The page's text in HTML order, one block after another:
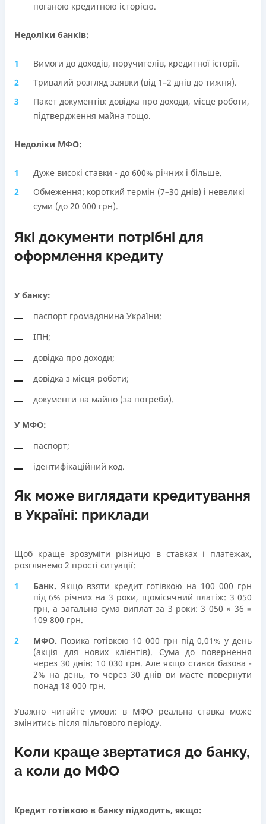
поганою кредитною історією.
Недоліки банків:
Вимоги до доходів, поручителів, кредитної історії.
Тривалий розгляд заявки (від 1–2 днів до тижня).
Пакет документів: довідка про доходи, місце роботи,
підтвердження майна тощо.
Недоліки МФО:
Дуже високі ставки - до 600% річних і більше.
Обмеження: короткий термін (7–30 днів) і невеликі
суми (до 20 000 грн).
Які документи потрібні для
оформлення кредиту
У банку:
паспорт громадянина України;
ІПН;
довідка про доходи;
довідка з місця роботи;
документи на майно (за потреби).
У МФО:
паспорт;
ідентифікаційний код.
Як може виглядати кредитування
в Україні: приклади
Щоб краще зрозуміти різницю в ставках і платежах,
розглянемо 2 прості ситуації:
Банк. Якщо взяти кредит готівкою на 100 000 грн
під 6% річних на 3 роки, щомісячний платіж: 3 050
грн, а загальна сума виплат за 3 роки: 3 050 × 36 =
109 800 грн.
МФО. Позика готівкою 10 000 грн під 0,01% у день
(акція для нових клієнтів). Сума до повернення
через 30 днів: 10 030 грн. Але якщо ставка базова -
2% на день, то через 30 днів ви маєте повернути
понад 18 000 грн.
Уважно читайте умови: в МФО реальна ставка може
змінитись після пільгового періоду.
Коли краще звертатися до банку,
а коли до МФО
Кредит готівкою в банку підходить, якщо: